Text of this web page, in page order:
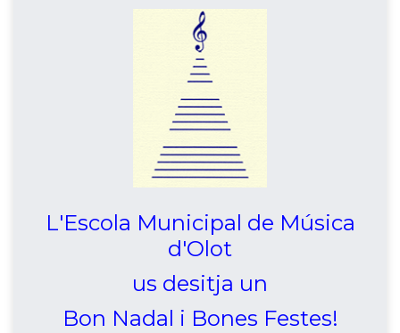
L'Escola Municipal de Música
d'Olot
us desitja un
Bon Nadal i Bones Festes!